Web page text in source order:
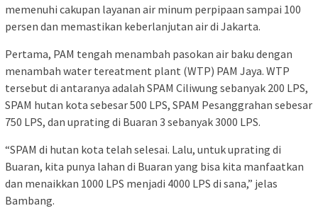
memenuhi cakupan layanan air minum perpipaan sampai 100
persen dan memastikan keberlanjutan air di Jakarta.
Pertama, PAM tengah menambah pasokan air baku dengan
menambah water tereatment plant (WTP) PAM Jaya. WTP
tersebut di antaranya adalah SPAM Ciliwung sebanyak 200 LPS,
SPAM hutan kota sebesar 500 LPS, SPAM Pesanggrahan sebesar
750 LPS, dan uprating di Buaran 3 sebanyak 3000 LPS.
“SPAM di hutan kota telah selesai. Lalu, untuk uprating di
Buaran, kita punya lahan di Buaran yang bisa kita manfaatkan
dan menaikkan 1000 LPS menjadi 4000 LPS di sana,” jelas
Bambang.